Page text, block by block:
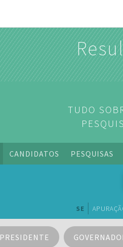
TUDO
CANDIDATOS PESQUISAS
SE
PRESIDENTE